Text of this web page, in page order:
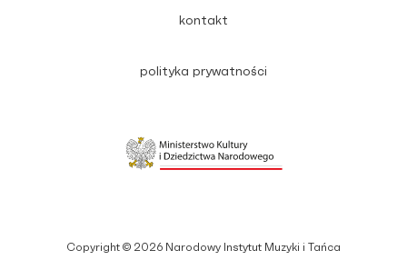
Copyright © 2026 Narodowy Instytut Muzyki i Tańca
kontakt
polityka prywatności